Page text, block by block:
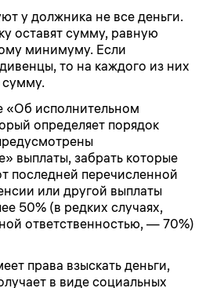
у должника не все деньги.
оставят сумму, равную
минимуму. Если
то на каждого из них
сумму.
«Об исполнительном
определяет порядок
выплаты, забрать которые
последней перечисленной
или другой выплаты
50% (в редких случаях,
ответственностью, — 70%)
права взыскать деньги,
в виде социальных